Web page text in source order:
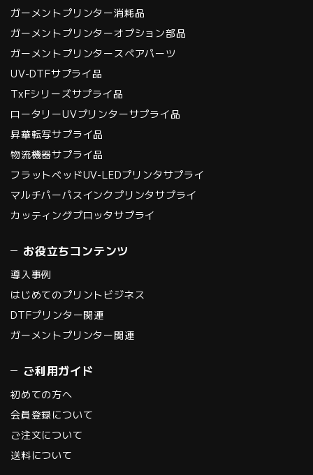
ガーメントプリンター消耗品
ガーメントプリンターオプション部品
ガーメントプリンタースペアパーツ
UV-DTFサプライ品
TxFシリーズサプライ品
ロータリーUVプリンターサプライ品
昇華転写サプライ品
物流機器サプライ品
フラットベッドUV-LEDプリンタサプライ
マルチパーパスインクプリンタサプライ
カッティングプロッタサプライ
お役立ちコンテンツ
導入事例
はじめてのプリントビジネス
DTFプリンター関連
ガーメントプリンター関連
ご利用ガイド
初めての方へ
会員登録について
ご注文について
送料について